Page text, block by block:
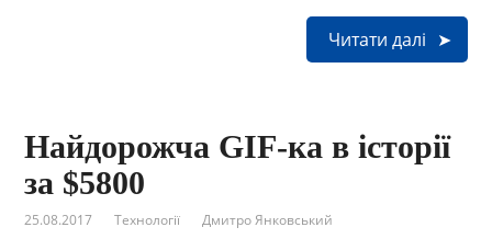
Читати далі
Найдорожча GIF-ка в історії
за $5800
25.08.2017 Технології Дмитро Янковський